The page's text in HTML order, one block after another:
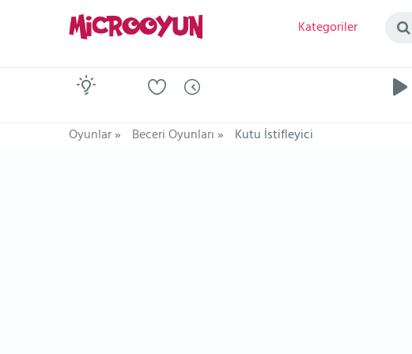
Kategoriler
Oyunlar» Beceri Oyunları» Kutu İstifleyici